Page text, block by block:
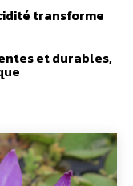
transforme
et durables,